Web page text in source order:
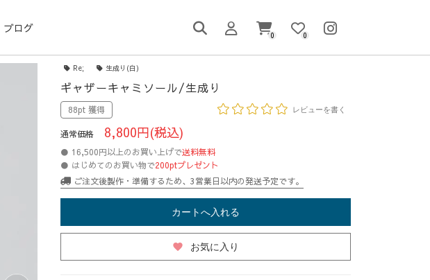
ブログ
0 0
Re; 生成り(白)
ギャザーキャミソール/生成り
88pt 獲得 レビューを書く
通常価格 8,800円(税込)
● 16,500円以上のお買い上げで送料無料
● はじめてのお買い物で200ptプレゼント
ご注文後製作・準備するため、3営業日以内の発送予定です。
カートへ入れる
favorite お気に入り